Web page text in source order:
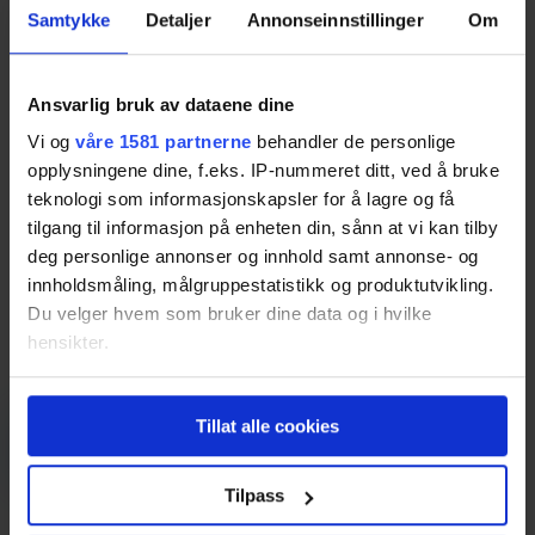
Samtykke Detaljer Annonseinnstillinger Om
Ansvarlig bruk av dataene dine
Vi og våre 1581 partnerne behandler de personlige
opplysningene dine, f.eks. IP-nummeret ditt, ved å bruke
teknologi som informasjonskapsler for å lagre og få
tilgang til informasjon på enheten din, sånn at vi kan tilby
deg personlige annonser og innhold samt annonse- og
innholdsmåling, målgruppestatistikk og produktutvikling.
Du velger hvem som bruker dine data og i hvilke
hensikter.
Hvis du gir oss lov, vil vi også gjerne:
Innhente informasjon om den geografiske
beliggenheten din, som kan være nøyaktig innenfor
Identifisere enheten din ved å aktivt skanne den
Tillat alle cookies
Tilpass
Fastpris
strømregninger, men har vist seg å være dyrere enn
spotpris på sikt.
Andre prisavtaler
Andre avtaler omfatter alle andre avtaleformer. Husk
å lese avtalevilkår nøye før du inngår en slik avtale.
Bindingstid
Nye og eksisterende kunder
Hvor ofte får jeg
strømregning?
Betaling
Krever betaling med
avtalegiro
Nei
Krever betaling med E-
faktura
Nei
Er det gebyr for å få regning
tilsendt i posten?
Ja, det koster 8,32 kr per
Sammenlign strømpriser